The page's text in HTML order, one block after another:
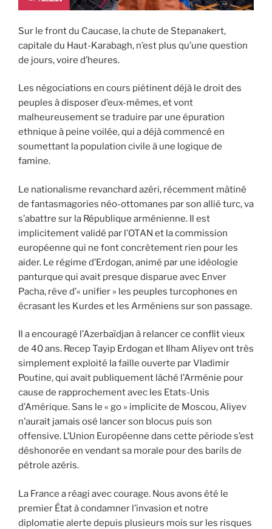
Sur le front du Caucase, la chute de Stepanakert,
capitale du Haut-Karabagh, n’est plus qu’une question
de jours, voire d’heures.
Les négociations en cours piétinent déjà le droit des
peuples à disposer d’eux-mêmes, et vont
malheureusement se traduire par une épuration
ethnique à peine voilée, qui a déjà commencé en
soumettant la population civile à une logique de
famine.
Le nationalisme revanchard azéri, récemment mâtiné
de fantasmagories néo-ottomanes par son allié turc, va
s’abattre sur la République arménienne. Il est
implicitement validé par l’OTAN et la commission
européenne qui ne font concrètement rien pour les
aider. Le régime d’Erdogan, animé par une idéologie
panturque qui avait presque disparue avec Enver
Pacha, rêve d’« unifier » les peuples turcophones en
écrasant les Kurdes et les Arméniens sur son passage.
Il a encouragé l’Azerbaïdjan à relancer ce conflit vieux
de 40 ans. Recep Tayip Erdogan et Ilham Aliyev ont très
simplement exploité la faille ouverte par Vladimir
Poutine, qui avait publiquement lâché l’Arménie pour
cause de rapprochement avec les Etats-Unis
d’Amérique. Sans le « go » implicite de Moscou, Aliyev
n’aurait jamais osé lancer son blocus puis son
offensive. L’Union Européenne dans cette période s’est
déshonorée en vendant sa morale pour des barils de
pétrole azéris.
La France a réagi avec courage. Nous avons été le
premier État à condamner l’invasion et notre
diplomatie alerte depuis plusieurs mois sur les risques